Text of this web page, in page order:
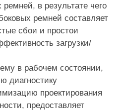
в результате чего
ремней составляет
сбои и простои
загрузки/
в рабочем состоянии,
диагностику
проектирования
предоставляет